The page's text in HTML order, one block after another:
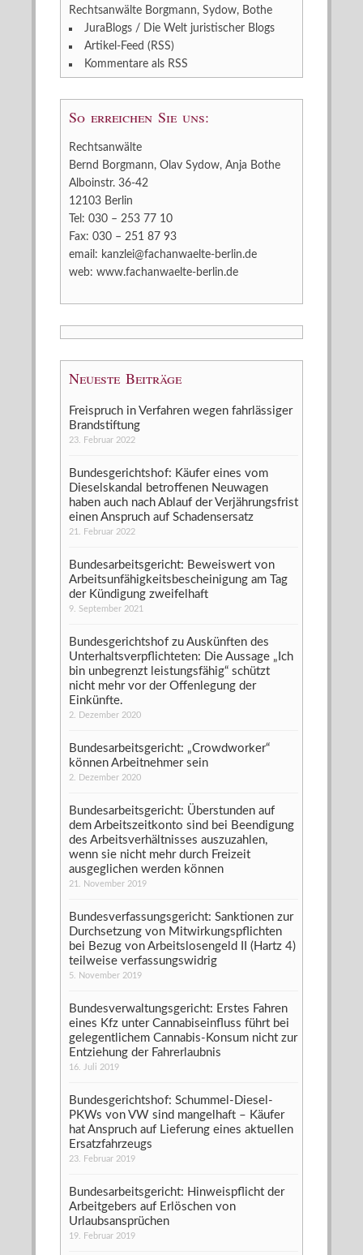
Rechtsanwälte Borgmann, Sydow, Bothe
JuraBlogs / Die Welt juristischer Blogs
Artikel-Feed (RSS)
Kommentare als RSS
So erreichen Sie uns:
Rechtsanwälte
Bernd Borgmann, Olav Sydow, Anja Bothe
Alboinstr. 36-42
12103 Berlin
Tel: 030 – 253 77 10
Fax: 030 – 251 87 93
email: kanzlei@fachanwaelte-berlin.de
web: www.fachanwaelte-berlin.de
Neueste Beiträge
Freispruch in Verfahren wegen fahrlässiger
Brandstiftung
23. Februar 2022
Bundesgerichtshof: Käufer eines vom
Dieselskandal betroffenen Neuwagen
haben auch nach Ablauf der Verjährungsfrist
einen Anspruch auf Schadensersatz
21. Februar 2022
Bundesarbeitsgericht: Beweiswert von
Arbeitsunfähigkeitsbescheinigung am Tag
der Kündigung zweifelhaft
9. September 2021
Bundesgerichtshof zu Auskünften des
Unterhaltsverpflichteten: Die Aussage „Ich
bin unbegrenzt leistungsfähig“ schützt
nicht mehr vor der Offenlegung der
Einkünfte.
2. Dezember 2020
Bundesarbeitsgericht: „Crowdworker“
können Arbeitnehmer sein
2. Dezember 2020
Bundesarbeitsgericht: Überstunden auf
dem Arbeitszeitkonto sind bei Beendigung
des Arbeitsverhältnisses auszuzahlen,
wenn sie nicht mehr durch Freizeit
ausgeglichen werden können
21. November 2019
Bundesverfassungsgericht: Sanktionen zur
Durchsetzung von Mitwirkungspflichten
bei Bezug von Arbeitslosengeld II (Hartz 4)
teilweise verfassungswidrig
5. November 2019
Bundesverwaltungsgericht: Erstes Fahren
eines Kfz unter Cannabiseinfluss führt bei
gelegentlichem Cannabis-Konsum nicht zur
Entziehung der Fahrerlaubnis
16. Juli 2019
Bundesgerichtshof: Schummel-Diesel-
PKWs von VW sind mangelhaft – Käufer
hat Anspruch auf Lieferung eines aktuellen
Ersatzfahrzeugs
23. Februar 2019
Bundesarbeitsgericht: Hinweispflicht der
Arbeitgebers auf Erlöschen von
Urlaubsansprüchen
19. Februar 2019